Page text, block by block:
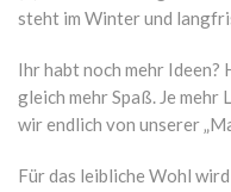
steht im Winter und
Ihr habt noch mehr Ideen?
gleich mehr Spaß. Je mehr
wir endlich von unserer
Für das leibliche Wohl